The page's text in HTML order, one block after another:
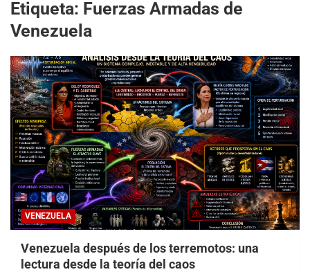
Etiqueta: Fuerzas Armadas de
Venezuela
VENEZUELA
Venezuela después de los terremotos: una
lectura desde la teoría del caos